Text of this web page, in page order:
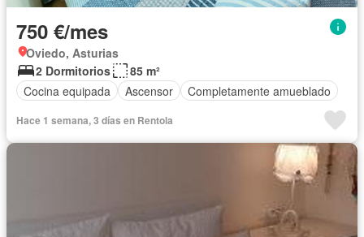
750 €/mes
Oviedo, Asturias
2 Dormitorios
85 m²
Cocina equipada
Ascensor Completamente amueblado
Hace 1 semana, 3 días en Rentola